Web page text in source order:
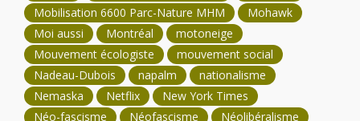
Mobilisation 6600 Parc-Nature MHM
Mohawk
Moi aussi
Montréal
motoneige
Mouvement écologiste
mouvement social
Nadeau-Dubois
napalm
nationalisme
Nemaska
Netflix
New York Times
Néo-fascisme
Néofascisme
Néolibéralisme